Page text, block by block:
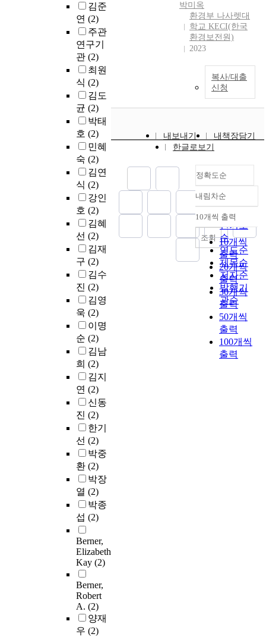
김준
연 (2)
주관
연구기
관 (2)
최원
식 (2)
김도
균 (2)
박태
호 (2)
민혜
숙 (2)
김연
식 (2)
강인
호 (2)
김혜
선 (2)
김재
구 (2)
김수
진 (2)
김영
욱 (2)
이명
순 (2)
김남
희 (2)
김지
연 (2)
신동
진 (2)
한기
선 (2)
박중
환 (2)
박장
열 (2)
박종
섭 (2)
Berner,
Elizabeth
Kay (2)
Berner,
Robert
A. (2)
양재
우 (2)
박미옥
환경부 나사렛대
학교 KECI(한국
환경보전원)
2023
복사/대출
신청
내보내기
내책장담기
한글로보기
정확도순
정확도
순
인기도
순
연도순
제목순
저자순
발행기
관순
내림차순
내림차순
10개씩 출력
10개씩
출력
20개씩
출력
30개씩
출력
50개씩
출력
100개씩
출력
조회